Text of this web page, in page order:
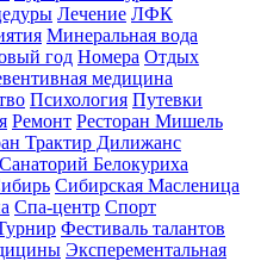
Лечение ЛФК
Минеральная вода
год Номера Отдых
медицина
Психология Путевки
Ремонт Ресторан Мишель
Трактир Дилижанс
Санаторий Белокуриха
Сибирская Масленица
Спа-центр Спорт
Фестиваль талантов
Эксперементальная